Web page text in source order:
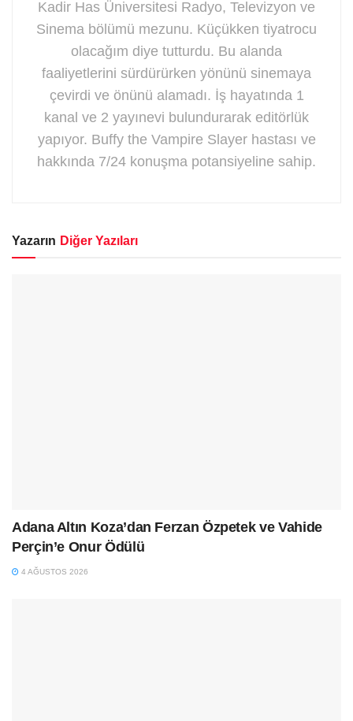
Kadir Has Üniversitesi Radyo, Televizyon ve
Sinema bölümü mezunu. Küçükken tiyatrocu
olacağım diye tutturdu. Bu alanda
faaliyetlerini sürdürürken yönünü sinemaya
çevirdi ve önünü alamadı. İş hayatında 1
kanal ve 2 yayınevi bulundurarak editörlük
yapıyor. Buffy the Vampire Slayer hastası ve
hakkında 7/24 konuşma potansiyeline sahip.
Yazarın Diğer Yazıları
Adana Altın Koza’dan Ferzan Özpetek ve Vahide
Perçin’e Onur Ödülü
4 AĞUSTOS 2026